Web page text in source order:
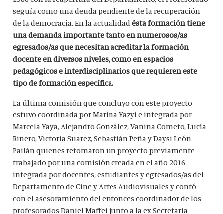
seguía como una deuda pendiente de la recuperación
de la democracia. En la actualidadésta formación tiene
una demanda importante tanto en numerosos/as
egresados/as que necesitan acreditar la formación
docente en diversos niveles, como en espacios
pedagógicos e interdisciplinarios que requieren este
tipo de formación específica.
La última comisión que concluyo con este proyecto
estuvo coordinada por Marina Yazyi e integrada por
Marcela Yaya, Alejandro González, Vanina Cometo, Lucía
Rinero, Victoria Suarez, Sebastián Peña y Daysi León
Pailán quienes retomaron un proyecto previamente
trabajado por una comisión creada en el año 2016
integrada por docentes, estudiantes y egresados/as del
Departamento de Cine y Artes Audiovisuales y contó
con el asesoramiento del entonces coordinador de los
profesorados Daniel Maffei junto a la ex Secretaria